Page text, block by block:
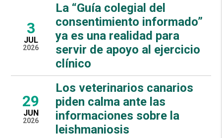
3
JUL
2026
La “Guía colegial del
consentimiento informado”
ya es una realidad para
servir de apoyo al ejercicio
clínico
29
JUN
2026
Los veterinarios canarios
piden calma ante las
informaciones sobre la
leishmaniosis